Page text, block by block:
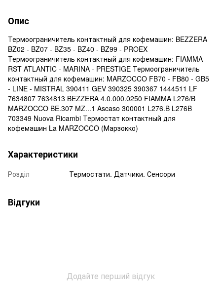
Опис
Термоограничитель контактный для кофемашин: BEZZERA
BZ02 - BZ07 - BZ35 - BZ40 - BZ99 - PROEX
Термоограничитель контактный для кофемашин: FIAMMA
RST ATLANTIC - MARINA - PRESTIGE Термоограничитель
контактный для кофемашин: MARZOCCO FB70 - FB80 - GB5
- LINE - MISTRAL 390411 GEV 390325 390367 1444511 LF
7634807 7634813 BEZZERA 4.0.000.0250 FIAMMA L276/B
MARZOCCO BE.307 MZ...1 Ascaso 300001 L276.B L276B
703349 Nuova Ricambi Термостат контактный для
кофемашин La MARZOCCO (Марзокко)
Характеристики
Розділ Термостати. Датчики. Сенсори
Відгуки
Додайте перший відгук